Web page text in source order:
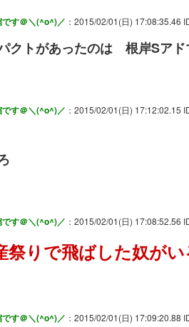
す＠＼(^o^)／ ：2015/02/01(日) 17:08:35.46
クトがあったのは 根岸Sアド
す＠＼(^o^)／ ：2015/02/01(日) 17:12:02.15
す＠＼(^o^)／ ：2015/02/01(日) 17:08:52.56
祭りで飛ばした奴が
す＠＼(^o^)／ ：2015/02/01(日) 17:09:20.88